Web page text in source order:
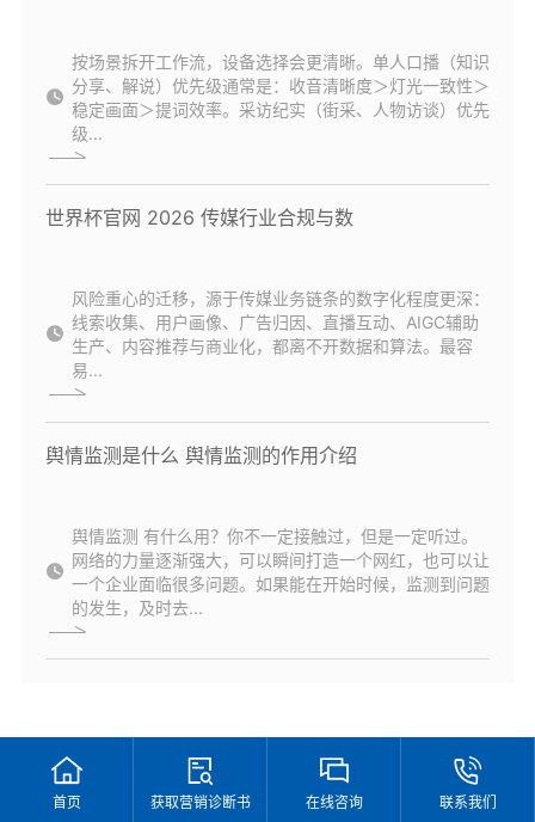
按场景拆开工作流，设备选择会更清晰。单人口播（知识
分享、解说）优先级通常是：收音清晰度＞灯光一致性＞
稳定画面＞提词效率。采访纪实（街采、人物访谈）优先
级...
世界杯官网 2026 传媒行业合规与数
风险重心的迁移，源于传媒业务链条的数字化程度更深：
线索收集、用户画像、广告归因、直播互动、AIGC辅助
生产、内容推荐与商业化，都离不开数据和算法。最容
易...
舆情监测是什么 舆情监测的作用介绍
舆情监测 有什么用？你不一定接触过，但是一定听过。
网络的力量逐渐强大，可以瞬间打造一个网红，也可以让
一个企业面临很多问题。如果能在开始时候，监测到问题
的发生，及时去...
首页 获取营销诊断书 在线咨询 联系我们